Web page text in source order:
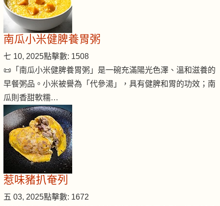
南瓜小米健脾養胃粥
七 10, 2025點擊數: 1508
📜「南瓜小米健脾養胃粥」是一碗充滿陽光色澤、溫和滋養的
早餐粥品。小米被譽為「代參湯」，具有健脾和胃的功效；南
瓜則香甜軟糯…
惹味豬扒奄列
五 03, 2025點擊數: 1672